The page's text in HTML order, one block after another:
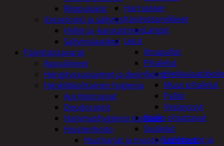
Harrasteet
Käsityötarvikkeet
Langat
Lelut
Ilmapallot
Pihalelut
Muut pihalelut
Pallot
Vesipyssyt
Radio-ohjattavat
Sisälelut
Leikkiautot ja
Riippulukot
Varastointi ja säilytys
Hyllyt ja -kannattimet
Säilytyslaatikot
Päivittäistavarat
Apuvälineet
Hengityssuojaimet ja desinfiointi
Henkilökohtainen hygienia
Aurinkorasvat
Deodorantit
Hammashygienia tuotteet
Hiustenhoito
Hiusharjat ja muotoilutuotteet